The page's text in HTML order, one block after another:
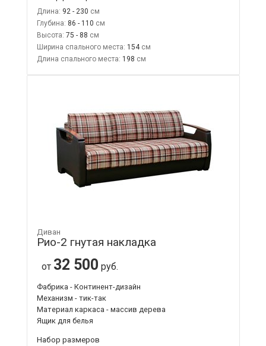
Длина: 92 - 230
Глубина: 86 - 110
Высота: 75 - 88
Ширина спального места: 154
Длина спального места: 198
Диван
Рио-2 гнутая накладка
от 32 500 руб.
Фабрика - Континент-дизайн
Механизм - тик-так
Материал каркаса - массив дерева
Ящик для белья
Набор размеров